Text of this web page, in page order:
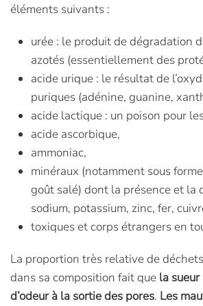
éléments suivants :
urée : le produit de dégradation
azotés (essentiellement des
acide urique : le résultat de
puriques (adénine, guanine,
acide lactique : un poison pour
acide ascorbique,
ammoniac,
minéraux (notamment sous
goût salé) dont la présence et la
sodium, potassium, zinc, fer,
toxiques et corps étrangers en
La proportion très relative de
dans sa composition fait que la sueur
d’odeur à la sortie des pores. Les